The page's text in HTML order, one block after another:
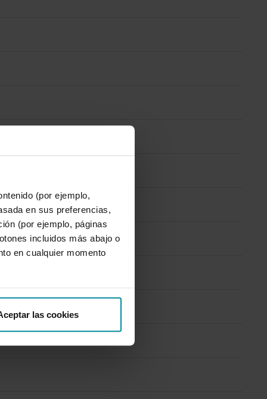
(por ejemplo,
en sus preferencias,
(por ejemplo, páginas
incluidos más abajo o
en cualquier momento
las cookies